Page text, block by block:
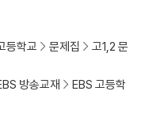
등학교 문제집
고1,2 문
방송교재
EBS 고등학